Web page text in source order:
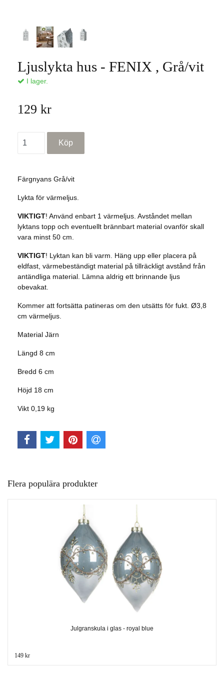
Ljuslykta hus - FENIX , Grå/vit
I lager.
129 kr
Färgnyans Grå/vit
Lykta för värmeljus.
VIKTIGT! Använd enbart 1 värmeljus. Avståndet mellan
lyktans topp och eventuellt brännbart material ovanför skall
vara minst 50 cm.
VIKTIGT! Lyktan kan bli varm. Häng upp eller placera på
eldfast, värmebeständigt material på tillräckligt avstånd från
antändliga material. Lämna aldrig ett brinnande ljus
obevakat.
Kommer att fortsätta patineras om den utsätts för fukt. Ø3,8
cm värmeljus.
Material Järn
Längd 8 cm
Bredd 6 cm
Höjd 18 cm
Vikt 0,19 kg
Flera populära produkter
Julgranskula i glas - royal blue
149 kr